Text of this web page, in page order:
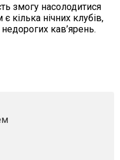
змогу насолодитися
кілька нічних клубів,
кав’ярень.